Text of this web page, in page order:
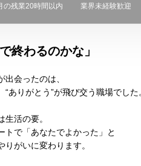
の残業20時間以内 業界未経験歓迎
終わるのかな」
会ったのは、
ありがとう”が飛び交う職場でした
活の要。
トで「あなたでよかった」と
がいに変わります。